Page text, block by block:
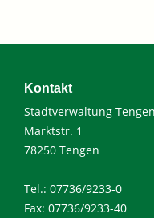
Kontakt
Stadtverwaltung Tengen
Marktstr. 1
78250 Tengen
Tel.: 07736/9233-0
Fax: 07736/9233-40